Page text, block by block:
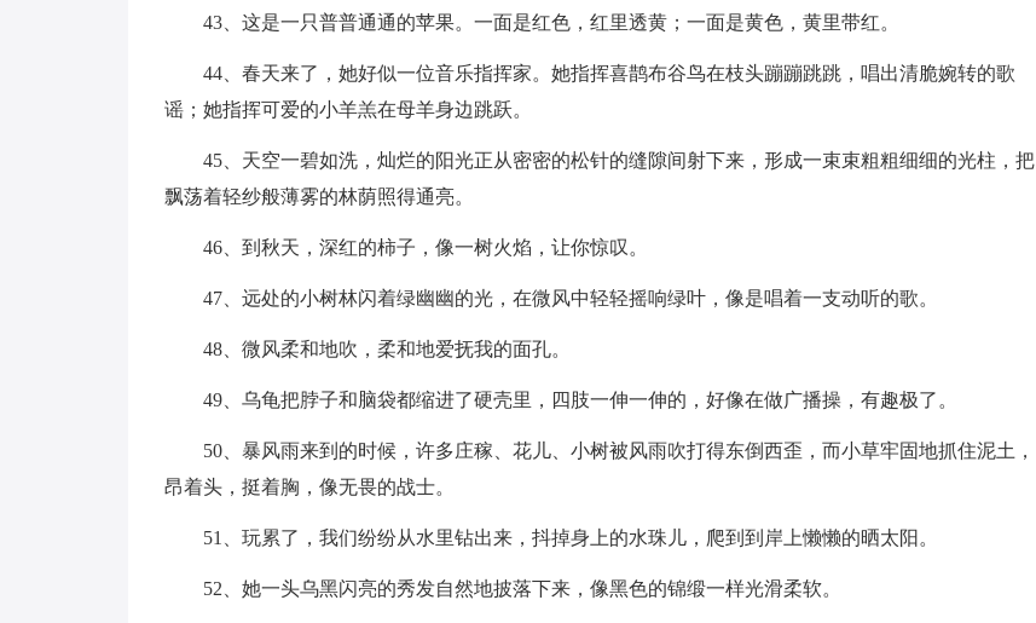
43、这是一只普普通通的苹果。一面是红色，红里透黄；一面是黄色，黄里带红。
44、春天来了，她好似一位音乐指挥家。她指挥喜鹊布谷鸟在枝头蹦蹦跳跳，唱出清脆婉转的歌
谣；她指挥可爱的小羊羔在母羊身边跳跃。
45、天空一碧如洗，灿烂的阳光正从密密的松针的缝隙间射下来，形成一束束粗粗细细的光柱，把
飘荡着轻纱般薄雾的林荫照得通亮。
46、到秋天，深红的柿子，像一树火焰，让你惊叹。
47、远处的小树林闪着绿幽幽的光，在微风中轻轻摇响绿叶，像是唱着一支动听的歌。
48、微风柔和地吹，柔和地爱抚我的面孔。
49、乌龟把脖子和脑袋都缩进了硬壳里，四肢一伸一伸的，好像在做广播操，有趣极了。
50、暴风雨来到的时候，许多庄稼、花儿、小树被风雨吹打得东倒西歪，而小草牢固地抓住泥土，
昂着头，挺着胸，像无畏的战士。
51、玩累了，我们纷纷从水里钻出来，抖掉身上的水珠儿，爬到到岸上懒懒的晒太阳。
52、她一头乌黑闪亮的秀发自然地披落下来，像黑色的锦缎一样光滑柔软。